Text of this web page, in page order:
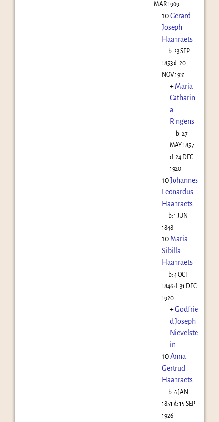
MAR 1909
10Gerard
Joseph
Haanraets
b:23 SEP
1853d: 20
NOV 1931
+ Maria
Catharin
a
Ringens
b:27
MAY 1857
d: 24 DEC
1920
10Johannes
Leonardus
Haanraets
b:1 JUN
1848
10 Maria
Sibilla
Haanraets
b:4 OCT
1846d: 31 DEC
1920
+Godfrie
d Joseph
Nievelste
in
10Anna
Gertrud
Haanraets
b:6 JAN
1851 d: 15 SEP
1926